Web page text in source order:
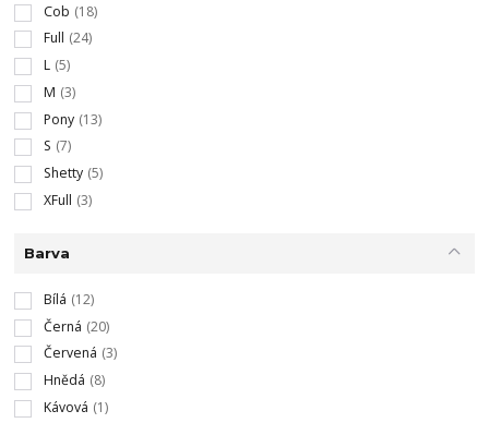
Cob (18)
Full (24)
L (5)
M (3)
Pony (13)
S (7)
Shetty (5)
XFull (3)
Barva
Bílá (12)
Černá (20)
Červená (3)
Hnědá (8)
Kávová (1)